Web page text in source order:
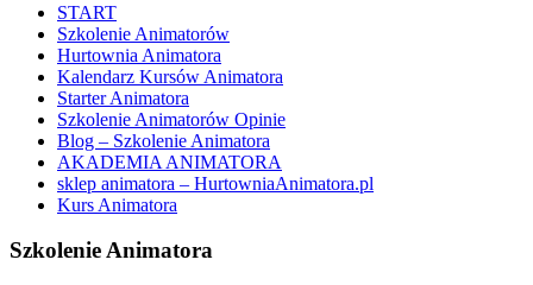
START
Szkolenie Animatorów
Hurtownia Animatora
Kalendarz Kursów Animatora
Starter Animatora
Szkolenie Animatorów Opinie
Blog – Szkolenie Animatora
AKADEMIA ANIMATORA
sklep animatora – HurtowniaAnimatora.pl
Kurs Animatora
Szkolenie Animatora